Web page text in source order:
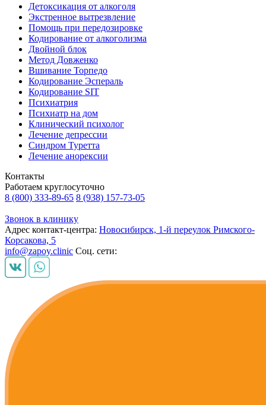
Детоксикация от алкоголя
Экстренное вытрезвление
Помощь при передозировке
Кодирование от алкоголизма
Двойной блок
Метод Довженко
Вшивание Торпедо
Кодирование Эспераль
Кодирование SIT
Психиатрия
Психиатр на дом
Клинический психолог
Лечение депрессии
Синдром Туретта
Лечение анорексии
Контакты
Работаем круглосуточно
8 (800) 333-89-65 8 (938) 157-73-05
Звонок в клинику
Адрес контакт-центра: Новосибирск, 1-й переулок Римского-
Корсакова, 5
info@zapoy.clinic Соц. сети: